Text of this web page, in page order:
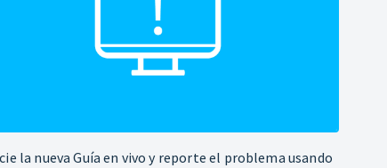
la nueva Guía en vivo y reporte el problema usando